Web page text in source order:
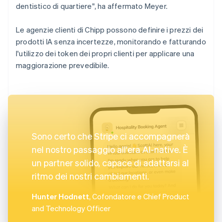
dentistico di quartiere", ha affermato Meyer.
Le agenzie clienti di Chipp possono definire i prezzi dei
prodotti IA senza incertezze, monitorando e fatturando
l'utilizzo dei token dei propri clienti per applicare una
maggiorazione prevedibile.
Sono certo che Stripe ci accompagnerà
nel nostro passaggio all'era AI-native. È
un partner solido, capace di adattarsi al
ritmo dei nostri cambiamenti.
Hunter Hodnett, Cofondatore e Chief Product
and Technology Officer